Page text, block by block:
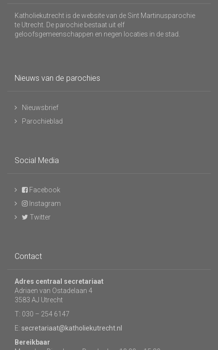
Katholiekutrecht is de website van de Sint Martinusparochie
te Utrecht. De parochie bestaat uit elf
geloofsgemeenschappen en negen locaties in de stad.
Nieuws van de parochies
Nieuwsbrief
Parochieblad
Social Media
Facebook
Instagram
Twitter
Contact
Adres centraal secretariaat
Adriaen van Ostadelaan 4
3583 AJ Utrecht
T: 030 – 254 6147
E: secretariaat@katholiekutrecht.nl
Bereikbaar